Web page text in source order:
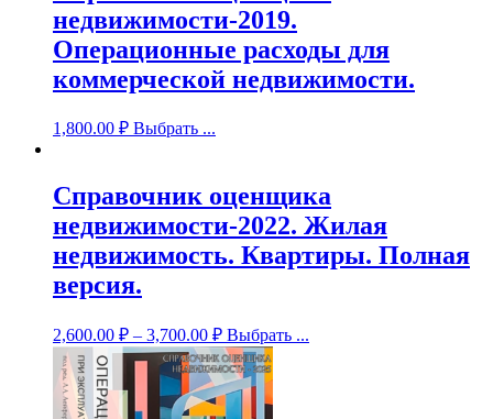
недвижимости-2019.
Операционные расходы для
коммерческой недвижимости.
1,800.00 ₽ Выбрать ...
Справочник оценщика
недвижимости-2022. Жилая
недвижимость. Квартиры. Полная
версия.
2,600.00 ₽ – 3,700.00 ₽ Выбрать ...